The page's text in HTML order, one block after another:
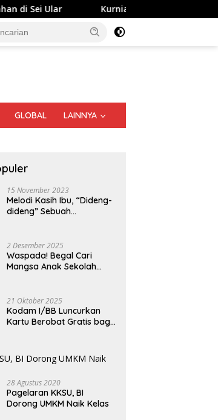
Kurnia Nugraha Raih Penghargaan
GLOBAL LAINNYA
Medan,
Tidak
Sutarto Minta Banteng Sumut
15 November 2023
Melodi Kasih Ibu, “Dideng-
dideng” Sebuah
2 Desember 2025
Waspada! Begal Cari
Mangsa Anak Sekolah
Minta Didorong
21 Oktober 2025
Kodam I/BB Luncurkan
Kartu Berobat Gratis bagi
28 Agustus 2020
Pagelaran KKSU, BI
Dorong UMKM Naik Kelas